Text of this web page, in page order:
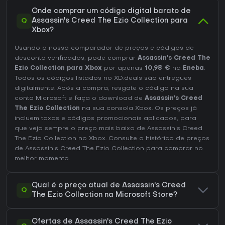
bundle atemporal, não um título em evolução.
Q
Onde comprar um código digital barato de
Assassin's Creed The Ezio Collection para
Xbox?
Usando o nosso comparador de preços e códigos de
desconto verificados, pode comprar Assassin's Creed The
Ezio Collection para Xbox por apenas 10,98 € na Eneba .
Todos os códigos listados no XD.deals são entregues
digitalmente. Após a compra, resgate o código na sua
conta Microsoft e faça o download de Assassin's Creed
The Ezio Collection na sua consola Xbox. Os preços já
incluem taxas e códigos promocionais aplicados, para
que veja sempre o preço mais baixo de Assassin's Creed
The Ezio Collection no Xbox. Consulte o histórico de preços
de Assassin's Creed The Ezio Collection para comprar no
melhor momento.
Q
Qual é o preço atual de Assassin's Creed
The Ezio Collection na Microsoft Store?
Ofertas de Assassin's Creed The Ezio